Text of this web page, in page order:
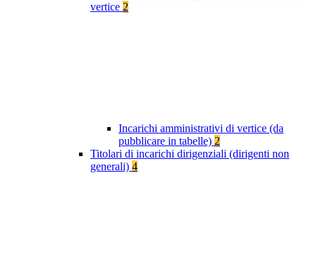
vertice 2
Incarichi amministrativi di vertice (da
pubblicare in tabelle) 2
Titolari di incarichi dirigenziali (dirigenti non
generali) 4